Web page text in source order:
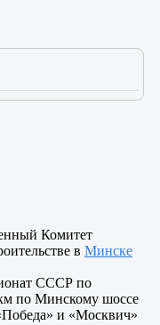
Комитет
в Минске
СССР по
по Минскому шоссе
и «Москвич»